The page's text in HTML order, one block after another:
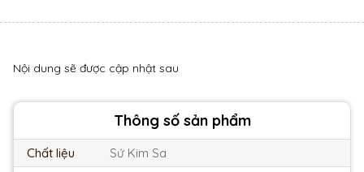
Thông số sản phẩm
Chất liệu Sứ Kim Sa
Nội dung sẽ được cập nhật sau